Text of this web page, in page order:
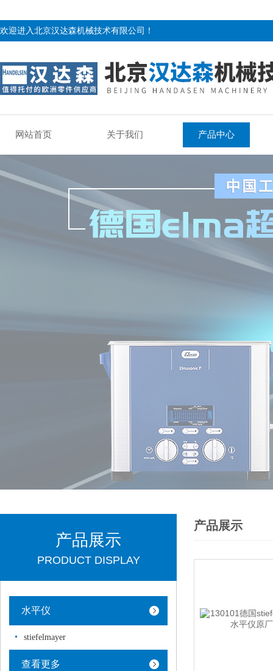
欢迎进入北京汉达森机械技术有限公司！
网站首页 关于我们 产品中心
产品展示
PRODUCT DISPLAY
水平仪
stiefelmayer
查看更多
产品展示